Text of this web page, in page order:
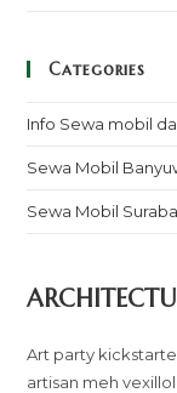
Categories
Info Sewa mobil
Sewa Mobil
Sewa Mobil
Art party
artisan meh